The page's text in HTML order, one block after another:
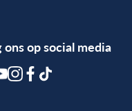
ons op social media